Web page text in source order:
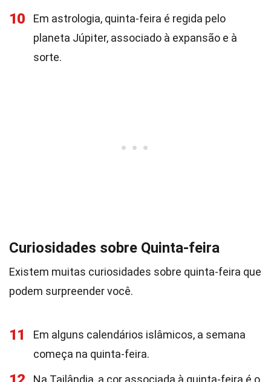
10
Em astrologia, quinta-feira é regida pelo
planeta Júpiter, associado à expansão e à
sorte.
Curiosidades sobre Quinta-feira
Existem muitas curiosidades sobre quinta-feira que
podem surpreender você.
11
Em alguns calendários islâmicos, a semana
começa na quinta-feira.
Na Tailândia, a cor associada à quinta-feira é o